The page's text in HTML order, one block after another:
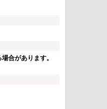
合があります。